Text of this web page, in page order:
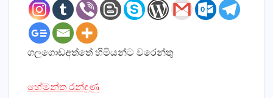
ගලගොඩඅත්තේ හිමියන්ට වරෙන්තු
හේමන්ත රන්දුණු